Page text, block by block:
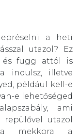
a heti
utazol? Ez
és függ attól is
indulsz, illetve
például kell-e
e lehetőséged
ami
utazol
mekkora a